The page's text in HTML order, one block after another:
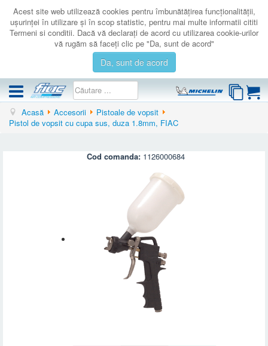
Acest site web utilizează cookies pentru îmbunătăţirea funcţionalităţii,
uşurinţei în utilizare şi în scop statistic, pentru mai multe informatii cititi
Termeni si conditii. Dacă vă declaraţi de acord cu utilizarea cookie-urilor
vă rugăm să faceţi clic pe "Da, sunt de acord"
Da, sunt de acord
COMPRESOARE
Acasă Accesorii
Pistoale de vopsit
Pistol de vopsit cu cupa sus, duza 1.8mm, FIAC
Cod comanda: 1126000684